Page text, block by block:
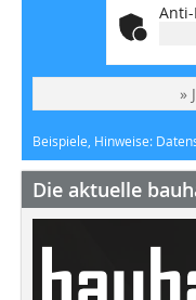
»
Beispiele, Hinweise:
Die aktuelle